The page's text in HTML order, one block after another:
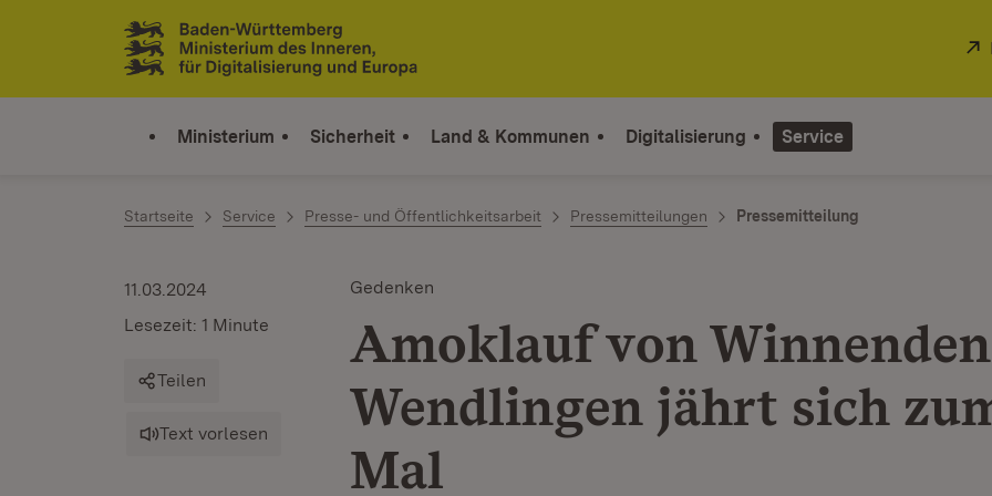
Zum Inhalt springen
Link zur Startseite
Ministerium Sicherheit Land & Kommunen Digitalisierung Service
Startseite Service Presse- und Öffentlichkeitsarbeit Pressemitteilungen Pressemitteilung
Gedenken
Amoklauf von
Wendlingen jährt sich
Mal
11.03.2024
Lesezeit: 1 Minute
Teilen
Text vorlesen